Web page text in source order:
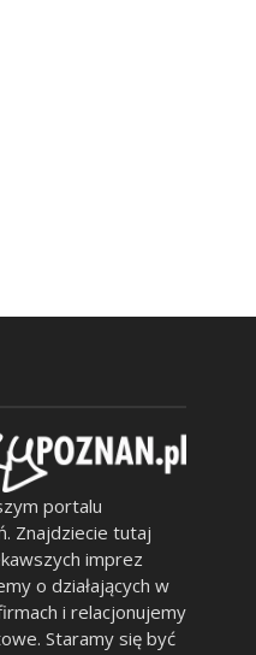
portalu
Znajdziecie tutaj
imprez
o działających w
i relacjonujemy
Staramy się być